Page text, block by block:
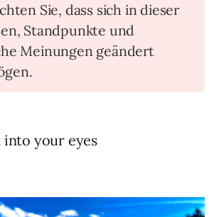
Sie, dass sich in dieser
Standpunkte und
Meinungen geändert
into your eyes